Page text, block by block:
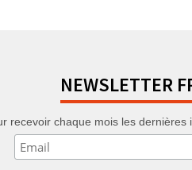
NEWSLETTER
recevoir chaque mois les